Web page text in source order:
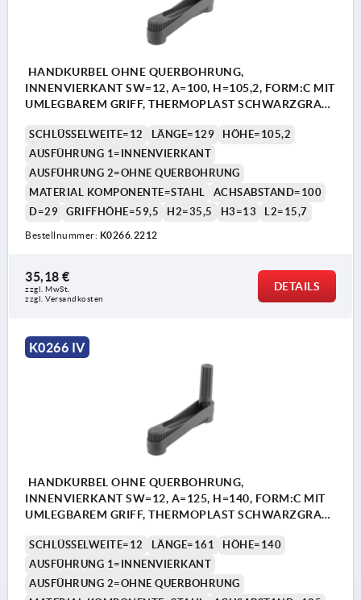
HANDKURBEL OHNE QUERBOHRUNG,
INNENVIERKANT SW=12, A=100, H=105,2, FORM:C MIT
UMLEGBAREM GRIFF, THERMOPLAST SCHWARZGRAU,
SCHLÜSSELWEITE=12 LÄNGE=129
HÖHE=105,2
AUSFÜHRUNG 1=INNENVIERKANT
AUSFÜHRUNG 2=OHNE QUERBOHRUNG
MATERIAL KOMPONENTE=STAHL
ACHSABSTAND=100
D=29
GRIFFHÖHE=59,5 H2=35,5 H3=13 L2=15,7
Bestellnummer: K0266.2212
35,18 €
zzgl. MwSt.
zzgl. Versandkosten
DETAILS
K0266 IV
HANDKURBEL OHNE QUERBOHRUNG,
INNENVIERKANT SW=12, A=125, H=140, FORM:C MIT
UMLEGBAREM GRIFF, THERMOPLAST SCHWARZGRAU,
SCHLÜSSELWEITE=12 LÄNGE=161
HÖHE=140
AUSFÜHRUNG 1=INNENVIERKANT
AUSFÜHRUNG 2=OHNE QUERBOHRUNG